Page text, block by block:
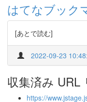
はてなブック
[あとで読む]
2022-09-23
収集済み URL
https://